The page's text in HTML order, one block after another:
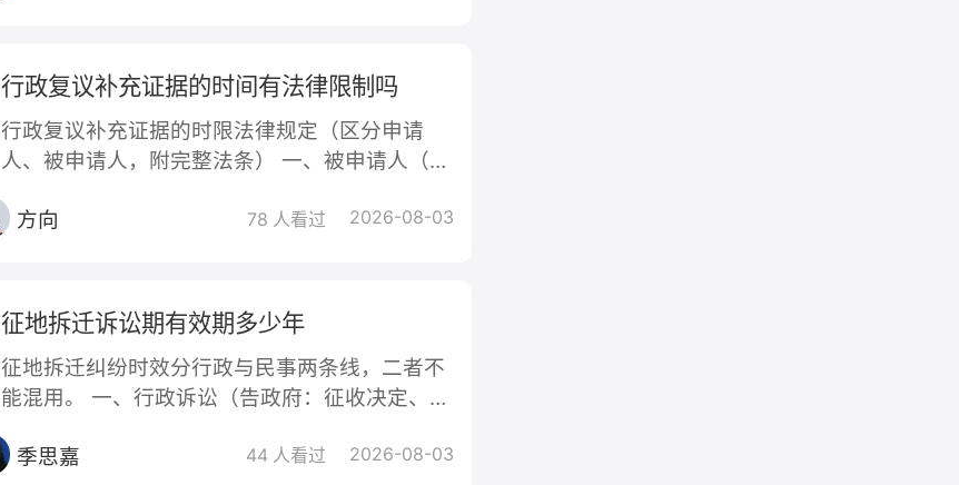
行政复议补充证据的时间有法律限制吗
行政复议补充证据的时限法律规定（区分申请
人、被申请人，附完整法条） 一、被申请人（行
充证据 1. 普通程序 《行政复议法》第48条： 行
+作出行政行为的全部证据、法律依据。 逾期未
提交，直接视为该行政行为无证据、无依据，复
议机关应当撤销该行政行为。
方向 78 人看过 2026-08-03
征地拆迁诉讼期有效期多少年
征地拆迁纠纷时效分行政与民事两条线，二者不
能混用。 一、行政诉讼（告政府：征收决定、补
或应当知道行政行为之日起6个月。（ 《行政诉
季思嘉 44 人看过 2026-08-03